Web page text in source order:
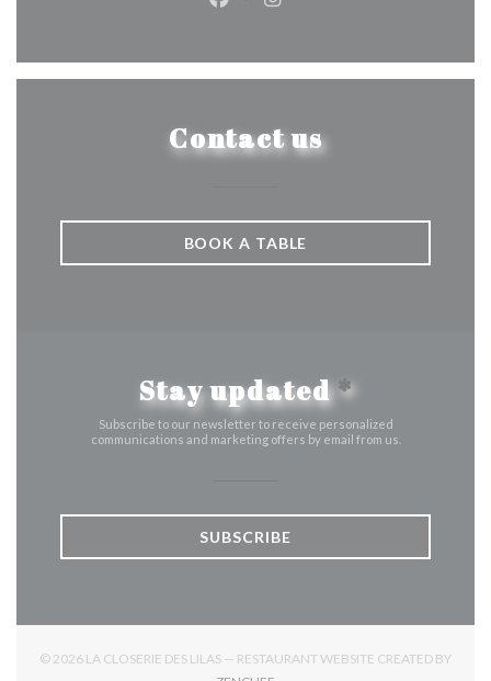
Facebook ((opens in a new
Instagram ((opens in a
Contact us
BOOK A TABLE
Stay updated*
Subscribe to our newsletter to receive personalized
communications and marketing offers by email from us.
SUBSCRIBE
© 2026 LA CLOSERIE DES LILAS — RESTAURANT WEBSITE CREATED BY